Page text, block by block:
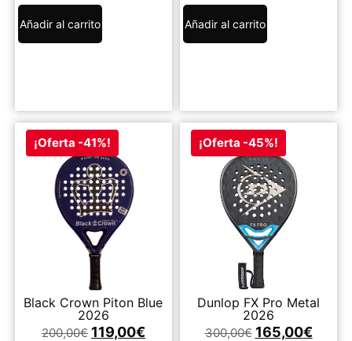
Añadir al carrito Añadir al carrito
¡Oferta -41%!
Black Crown Piton Blue
2026
200,00€ 119,00€
¡Oferta -45%!
Dunlop FX Pro Metal
2026
300,00€ 165,00€